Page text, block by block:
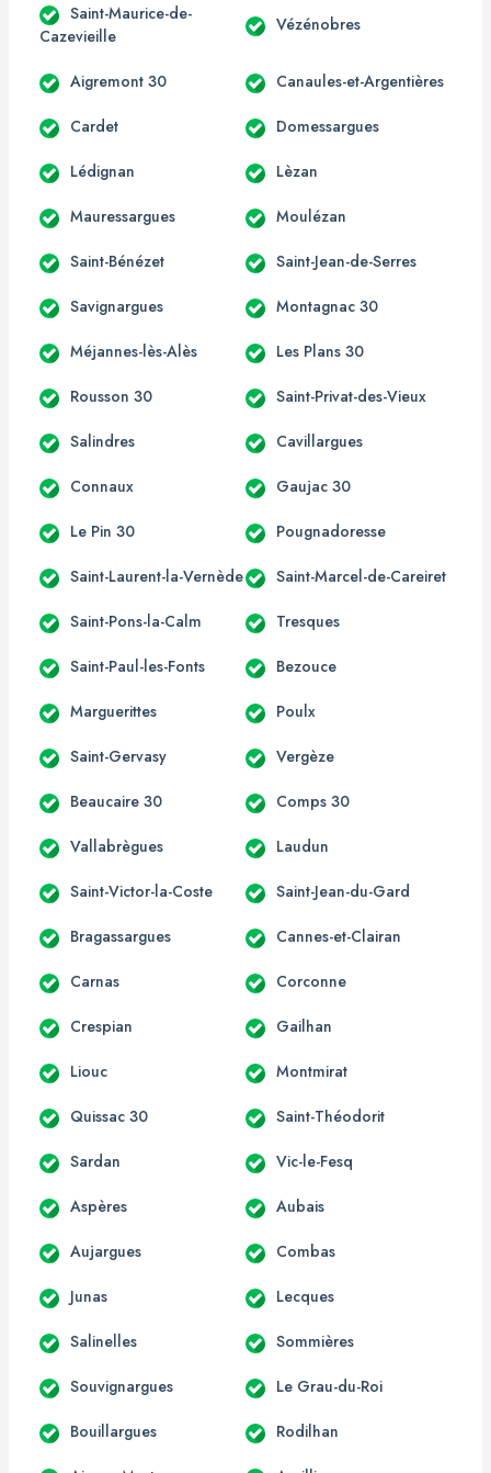
Saint-Maurice-de-
Cazevieille
Vézénobres
Aigremont 30 Canaules-et-Argentières
Cardet Domessargues
Lédignan Lèzan
Mauressargues Moulézan
Saint-Bénézet Saint-Jean-de-Serres
Savignargues Montagnac 30
Méjannes-lès-Alès Les Plans 30
Rousson 30 Saint-Privat-des-Vieux
Salindres Cavillargues
Connaux Gaujac 30
Le Pin 30 Pougnadoresse
Saint-Laurent-la-Vernède Saint-Marcel-de-Careiret
Saint-Pons-la-Calm Tresques
Saint-Paul-les-Fonts Bezouce
Marguerittes Poulx
Saint-Gervasy Vergèze
Beaucaire 30 Comps 30
Vallabrègues Laudun
Saint-Victor-la-Coste Saint-Jean-du-Gard
Bragassargues Cannes-et-Clairan
Carnas Corconne
Crespian Gailhan
Liouc Montmirat
Quissac 30 Saint-Théodorit
Sardan Vic-le-Fesq
Aspères Aubais
Aujargues Combas
Junas Lecques
Salinelles Sommières
Souvignargues Le Grau-du-Roi
Bouillargues Rodilhan